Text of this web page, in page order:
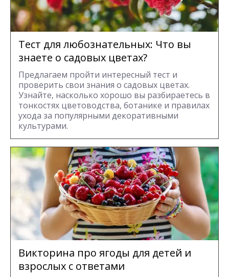
Тест для любознательных: Что вы
знаете о садовых цветах?
Предлагаем пройти интересный тест и
проверить свои знания о садовых цветах.
Узнайте, насколько хорошо вы разбираетесь в
тонкостях цветоводства, ботанике и правилах
ухода за популярными декоративными
культурами.
Викторина про ягоды для детей и
взрослых с ответами